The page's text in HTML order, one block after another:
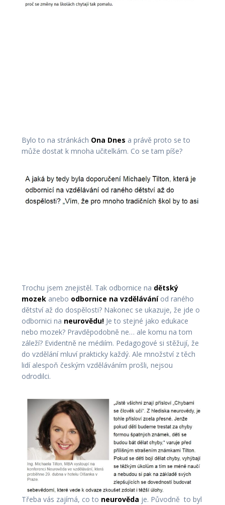
Bylo to na stránkách Ona Dnes a právě proto se to
může dostat k mnoha učitelkám. Co se tam píše?
Trochu jsem znejistěl. Tak odbornice na dětský
mozek anebo odbornice na vzděláváníod raného
dětství až do dospělosti? Nakonec se ukazuje, že jde o
odbornici na neurovědu! Je to stejné jako edukace
nebo mozek? Pravděpodobně ne… ale komu na tom
záleží? Evidentně ne médiím. Pedagogové si stěžují, že
do vzdělání mluví prakticky každý. Ale množství z těch
lidí alespoň českým vzděláváním prošli, nejsou
odrodilci.
Třeba vás zajímá, co to neurověda je. Původně to byl